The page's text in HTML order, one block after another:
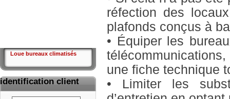
Loue bureaux climatisés
identification client
réfection des
plafonds conçus à
• Équiper les
une fiche technique
• Limiter les